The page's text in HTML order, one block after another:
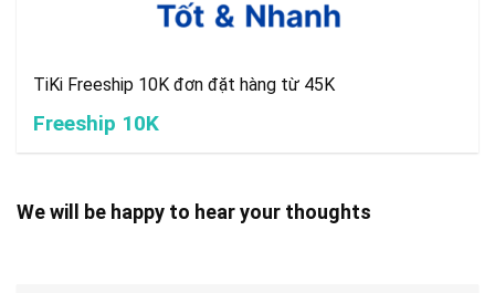
TiKi Freeship 10K đơn đặt hàng từ 45K
Freeship 10K
We will be happy to hear your thoughts